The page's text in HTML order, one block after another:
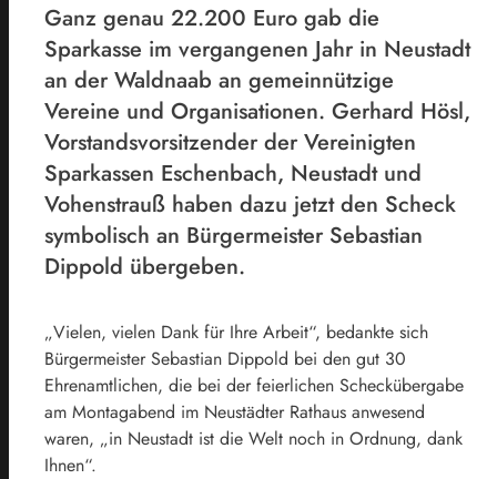
Ganz genau 22.200 Euro gab die
Sparkasse im vergangenen Jahr in Neustadt
an der Waldnaab an gemeinnützige
Vereine und Organisationen. Gerhard Hösl,
Vorstandsvorsitzender der Vereinigten
Sparkassen Eschenbach, Neustadt und
Vohenstrauß haben dazu jetzt den Scheck
symbolisch an Bürgermeister Sebastian
Dippold übergeben.
„Vielen, vielen Dank für Ihre Arbeit“, bedankte sich
Bürgermeister Sebastian Dippold bei den gut 30
Ehrenamtlichen, die bei der feierlichen Scheckübergabe
am Montagabend im Neustädter Rathaus anwesend
waren, „in Neustadt ist die Welt noch in Ordnung, dank
Ihnen“.